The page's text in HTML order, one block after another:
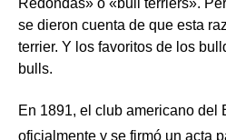
Redondas» o «bull terriers».
se dieron cuenta de que esta
terrier. Y los favoritos de los
bulls.
En 1891, el club americano del
oficialmente y se firmó un acta